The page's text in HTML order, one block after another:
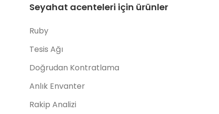
Seyahat acenteleri için ürünler
Ruby
Tesis Ağı
Doğrudan Kontratlama
Anlık Envanter
Rakip Analizi